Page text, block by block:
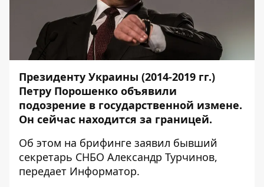
Президенту Украины (2014-2019 гг.)
Петру Порошенко объявили
подозрение в государственной измене.
Он сейчас находится за границей.
Об этом на брифинге заявил бывший
секретарь СНБО Александр Турчинов,
передает Информатор.